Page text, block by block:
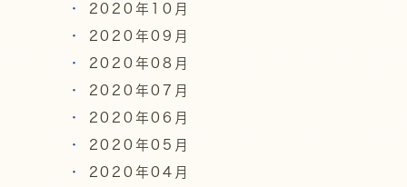
2020年10月
2020年09月
2020年08月
2020年07月
2020年06月
2020年05月
2020年04月